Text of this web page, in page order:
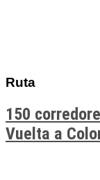
Ruta
150
Vuelta a